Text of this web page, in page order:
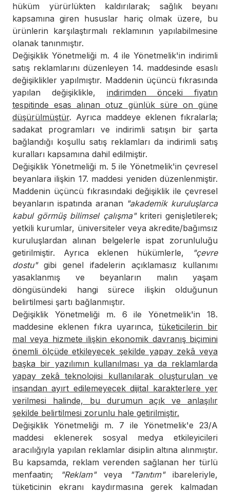
hüküm yürürlükten kaldırılarak; sağlık beyanı
kapsamına giren hususlar hariç olmak üzere, bu
ürünlerin karşılaştırmalı reklamının yapılabilmesine
olanak tanınmıştır.
Değişiklik Yönetmeliği m. 4 ile Yönetmelik'in indirimli
satış reklamlarını düzenleyen 14. maddesinde esaslı
değişiklikler yapılmıştır. Maddenin üçüncü fıkrasında
yapılan değişiklikle, indirimden önceki fiyatın
tespitinde esas alınan otuz günlük süre on güne
düşürülmüştür. Ayrıca maddeye eklenen fıkralarla;
sadakat programları ve indirimli satışın bir şarta
bağlandığı koşullu satış reklamları da indirimli satış
kuralları kapsamına dahil edilmiştir.
Değişiklik Yönetmeliği m. 5 ile Yönetmelik'in çevresel
beyanlara ilişkin 17. maddesi yeniden düzenlenmiştir.
Maddenin üçüncü fıkrasındaki değişiklik ile çevresel
beyanların ispatında aranan "akademik kuruluşlarca
kabul görmüş bilimsel çalışma"kriteri genişletilerek;
yetkili kurumlar, üniversiteler veya akredite/bağımsız
kuruluşlardan alınan belgelerle ispat zorunluluğu
getirilmiştir. Ayrıca eklenen hükümlerle,
"çevre
dostu"gibi genel ifadelerin açıklamasız kullanımı
yasaklanmış ve beyanların malın yaşam
döngüsündeki hangi sürece ilişkin olduğunun
belirtilmesi şartı bağlanmıştır.
Değişiklik Yönetmeliği m. 6 ile Yönetmelik'in 18.
maddesine eklenen fıkra uyarınca, tüketicilerin bir
mal veya hizmete ilişkin ekonomik davranış biçimini
önemli ölçüde etkileyecek şekilde yapay zekâ veya
başka bir yazılımın kullanılması ya da reklamlarda
yapay zekâ teknolojisi kullanılarak oluşturulan ve
insandan ayırt edilemeyecek dijital karakterlere yer
verilmesi halinde, bu durumun açık ve anlaşılır
şekilde belirtilmesi zorunlu hale getirilmiştir.
Değişiklik Yönetmeliği m. 7 ile Yönetmelik'e 23/A
maddesi eklenerek sosyal medya etkileyicileri
aracılığıyla yapılan reklamlar disiplin altına alınmıştır.
Bu kapsamda, reklam verenden sağlanan her türlü
menfaatin;
"Reklam"veya "Tanıtım"ibareleriyle,
tüketicinin ekranı kaydırmasına gerek kalmadan